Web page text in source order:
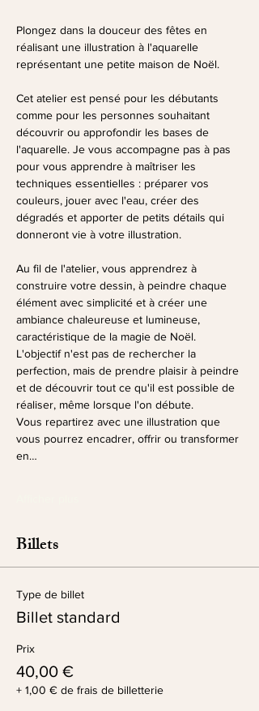
Plongez dans la douceur des fêtes en
réalisant une illustration à l'aquarelle
représentant une petite maison de Noël.
Cet atelier est pensé pour les débutants
comme pour les personnes souhaitant
découvrir ou approfondir les bases de
l'aquarelle. Je vous accompagne pas à pas
pour vous apprendre à maîtriser les
techniques essentielles : préparer vos
couleurs, jouer avec l'eau, créer des
dégradés et apporter de petits détails qui
donneront vie à votre illustration.
Au fil de l'atelier, vous apprendrez à
construire votre dessin, à peindre chaque
élément avec simplicité et à créer une
ambiance chaleureuse et lumineuse,
caractéristique de la magie de Noël.
L'objectif n'est pas de rechercher la
perfection, mais de prendre plaisir à peindre
et de découvrir tout ce qu'il est possible de
réaliser, même lorsque l'on débute.
Vous repartirez avec une illustration que
vous pourrez encadrer, offrir ou transformer
en…
Billets
Type de billet
Billet standard
Prix
40,00 €
+ 1,00 € de frais de billetterie